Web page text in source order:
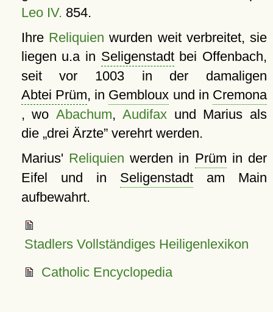
Leo IV. 854.
Ihre Reliquien wurden weit verbreitet, sie
liegen u.a in Seligenstadtbei Offenbach,
seit vor 1003 in der damaligen
Abtei Prüm, in Gembloux und in Cremona
, wo Abachum,Audifax und Marius als
die drei Ärzte verehrt werden.
Marius' Reliquien werden in Prüm in der
Eifel und in Seligenstadtam Main
aufbewahrt.
Stadlers Vollständiges Heiligenlexikon
Catholic Encyclopedia